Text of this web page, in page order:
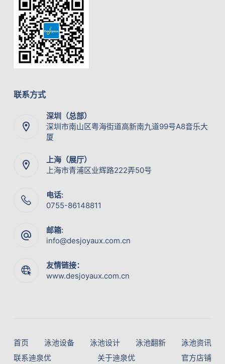
联系方式
深圳（总部）
深圳市南山区粤海街道高新南九道99号A8音乐大
厦
上海（展厅）
上海市青浦区业辉路222弄50号
电话:
0755-86148811
邮箱:
info@desjoyaux.com.cn
友情链接：
www.desjoyaux.com.cn
首页 泳池设备 泳池设计 泳池翻新
泳池资讯
联系迪泉优
关于迪泉优 官方店铺